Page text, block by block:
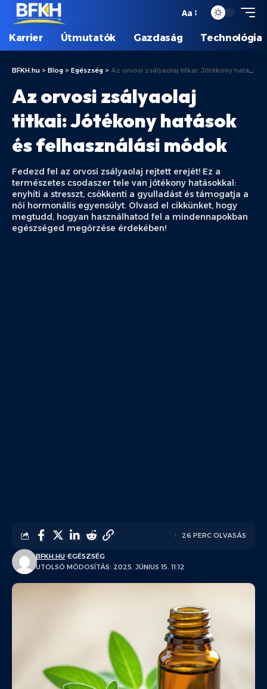
Aa
Karrier Útmutatók Gazdaság Technológia
BFKH.hu > Blog > Egészség > Az orvosi zsályaolaj titkai: Jótékony hatások és felhasználási módok
Az orvosi zsályaolaj
titkai: Jótékony hatások
és felhasználási módok
Fedezd fel az orvosi zsályaolaj rejtett erejét! Ez a
természetes csodaszer tele van jótékony hatásokkal:
enyhíti a stresszt, csökkenti a gyulladást és támogatja a
női hormonális egyensúlyt. Olvasd el cikkünket, hogy
megtudd, hogyan használhatod fel a mindennapokban
egészséged megőrzése érdekében!
UTOLSÓ MÓDOSÍTÁS: 2025. JÚNIUS 15. 11:12
BFKH.HU EGÉSZSÉG
26 PERC OLVASÁS